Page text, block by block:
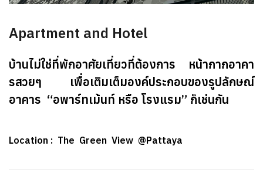
Apartment and Hotel
บ้านไม่ใช่ที่พักอาศัยเที่ยวที่ต้องการ หน้ากากอาคา
รสวยๆ เพื่อเติมเต็มองค์ประกอบของรูปลักษณ์
อาคาร “อพาร์ทเม้นท์ หรือ โรงแรม” ก็เช่นกัน
Location : The Green View @Pattaya